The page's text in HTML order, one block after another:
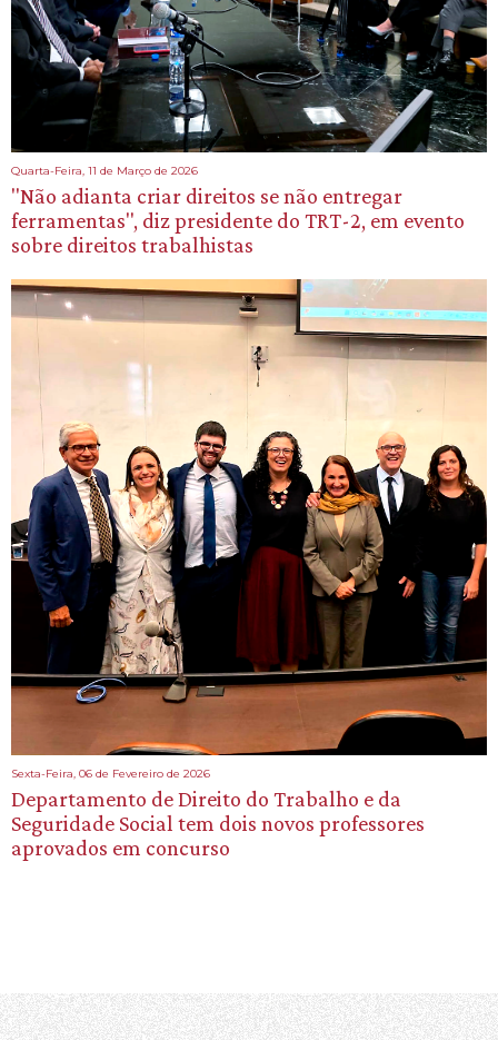
Quarta-Feira, 11 de Março de 2026
"Não adianta criar direitos se não entregar
ferramentas", diz presidente do TRT-2, em evento
sobre direitos trabalhistas
Sexta-Feira, 06 de Fevereiro de 2026
Departamento de Direito do Trabalho e da
Seguridade Social tem dois novos professores
aprovados em concurso